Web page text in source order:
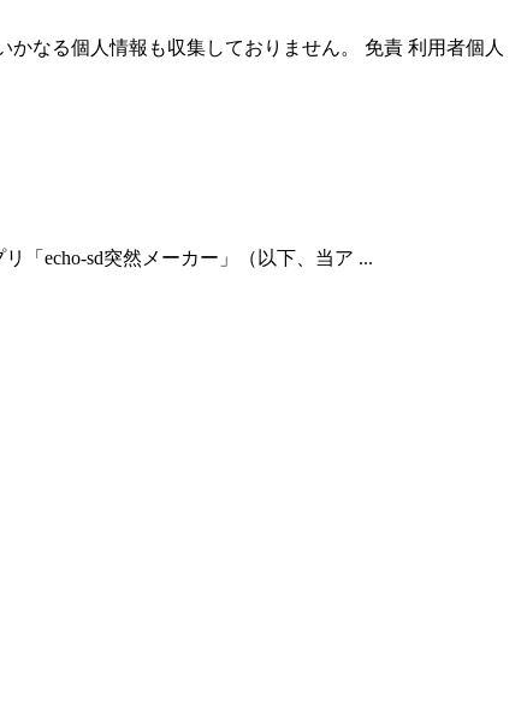
なる個人情報も収集しておりません。 免責 利用者個人
「echo-sd突然メーカー」（以下、当ア ...